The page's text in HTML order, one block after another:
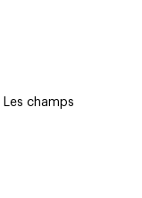
Les champs